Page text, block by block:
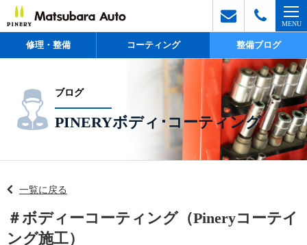
修理・整備 コーティング 整備ブログ
ブログ
PINERYボディ･コーティング
一覧に戻る
＃ボディーコーティング（Pineryコーテイ
ング施工）